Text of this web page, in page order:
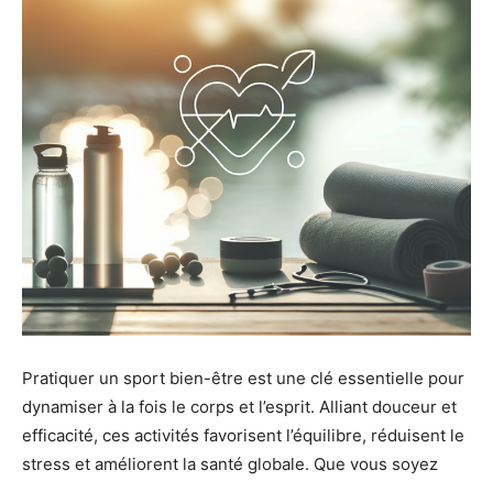
Pratiquer un sport bien-être est une clé essentielle pour
dynamiser à la fois le corps et l’esprit. Alliant douceur et
efficacité, ces activités favorisent l’équilibre, réduisent le
stress et améliorent la santé globale. Que vous soyez